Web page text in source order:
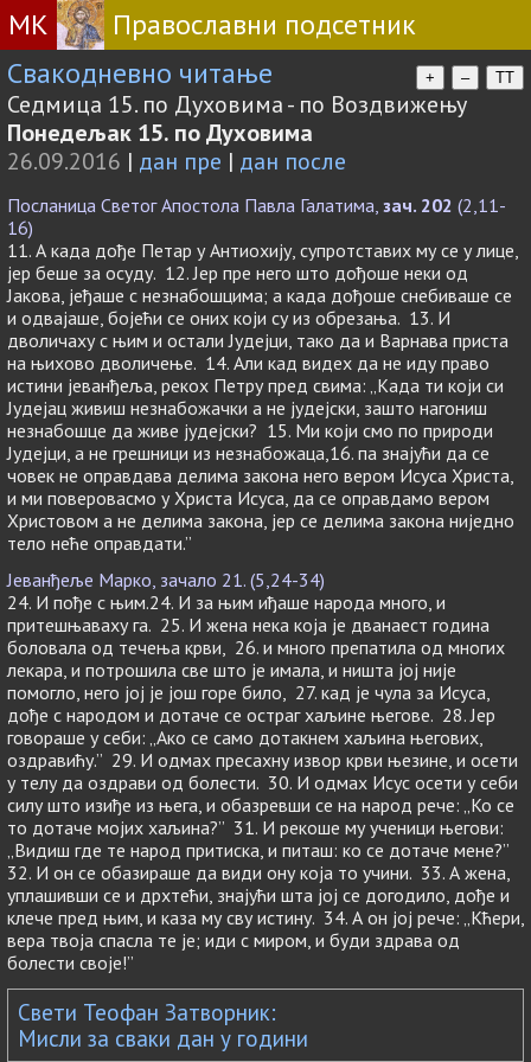
МК
Православни подсетник
Свакодневно читање
+ – TT
Седмица 15. по Духовима - по Воздвижењу
Понедељак 15. по Духовима
26.09.2016 | дан пре | дан после
Посланица Светог Апостола Павла Галатима, зач. 202 (2,11-
16)
11. А када дође Петар у Антиохију, супротставих му се у лице,
јер беше за осуду. 12. Јер пре него што дођоше неки од
Јакова, јеђаше с незнабошцима; а када дођоше снебиваше се
и одвајаше, бојећи се оних који су из обрезања. 13. И
дволичаху с њим и остали Јудејци, тако да и Варнава приста
на њихово дволичење. 14. Али кад видех да не иду право
истини јеванђеља, рекох Петру пред свима: „Када ти који си
Јудејац живиш незнабожачки а не јудејски, зашто нагониш
незнабошце да живе јудејски? 15. Ми који смо по природи
Јудејци, а не грешници из незнабожаца,16. па знајући да се
човек не оправдава делима закона него вером Исуса Христа,
и ми поверовасмо у Христа Исуса, да се оправдамо вером
Христовом а не делима закона, јер се делима закона ниједно
тело неће оправдати.”
Јеванђеље Марко, зачало 21. (5,24-34)
24. И пође с њим.24. И за њим иђаше народа много, и
притешњаваху га. 25. И жена нека која је дванаест година
боловала од течења крви, 26. и много препатила од многих
лекара, и потрошила све што је имала, и ништа јој није
помогло, него јој је још горе било, 27. кад је чула за Исуса,
дође с народом и дотаче се остраг хаљине његове. 28. Јер
говораше у себи: „Ако се само дотакнем хаљина његових,
оздравићу.” 29. И одмах пресахну извор крви њезине, и осети
у телу да оздрави од болести. 30. И одмах Исус осети у себи
силу што изиђе из њега, и обазревши се на народ рече: „Ко се
то дотаче мојих хаљина?” 31. И рекоше му ученици његови:
„Видиш где те народ притиска, и питаш: ко се дотаче мене?”
32. И он се обазираше да види ону која то учини. 33. А жена,
уплашивши се и дрхтећи, знајући шта јој се догодило, дође и
клече пред њим, и каза му сву истину. 34. А он јој рече: „Кћери,
вера твоја спасла те је; иди с миром, и буди здрава од
болести своје!”
Свети Теофан Затворник:
Мисли за сваки дан у години